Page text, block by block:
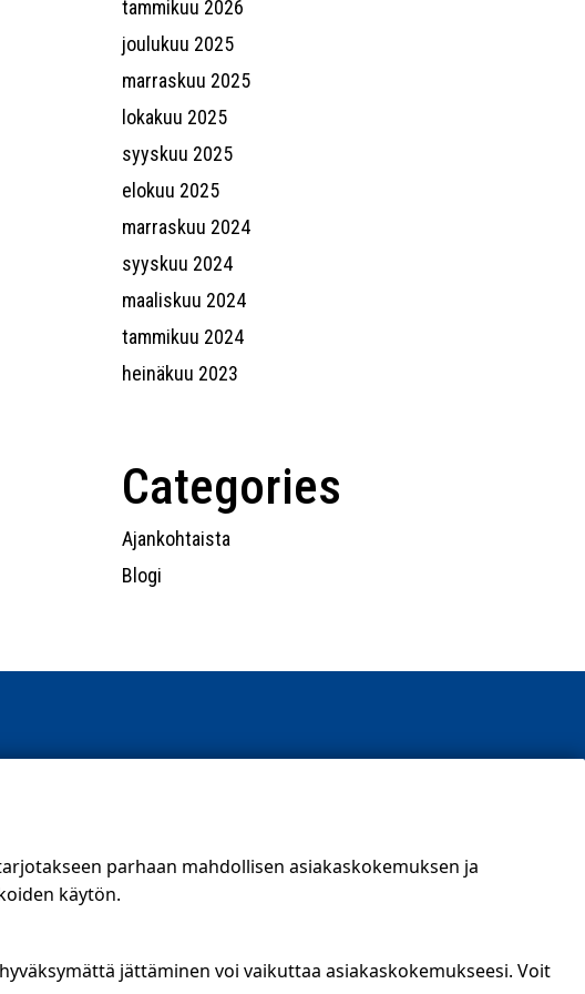
tammikuu 2026
joulukuu 2025
marraskuu 2025
lokakuu 2025
syyskuu 2025
elokuu 2025
marraskuu 2024
syyskuu 2024
maaliskuu 2024
tammikuu 2024
heinäkuu 2023
Categories
Ajankohtaista
Blogi
parhaan mahdollisen asiakaskokemuksen ja
käytön.
jättäminen voi vaikuttaa asiakaskokemukseesi. Voit